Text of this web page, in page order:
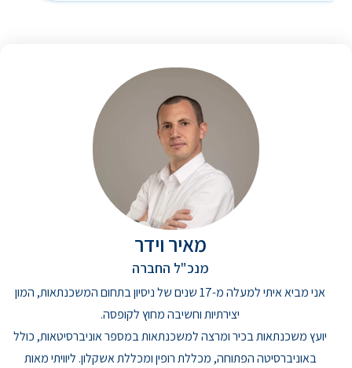
מאיר וידר
מנכ"ל החברה
אני מביא איתי למעלה מ-17 שנים של ניסיון בתחום המשכנתאות, המון
יצירתיות וחשיבה מחוץ לקופסה.
יועץ משכנתאות בכיר ומרצה למשכנתאות במספר אוניברסיטאות, כולל
באוניברסיטה הפתוחה, מכללת רופין ומכללת אשקלון. ליוויתי מאות